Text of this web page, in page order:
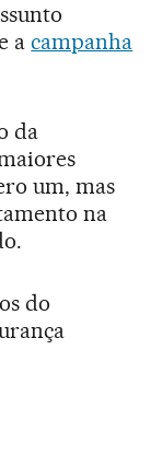
acampanha
da
um, mas
na
do